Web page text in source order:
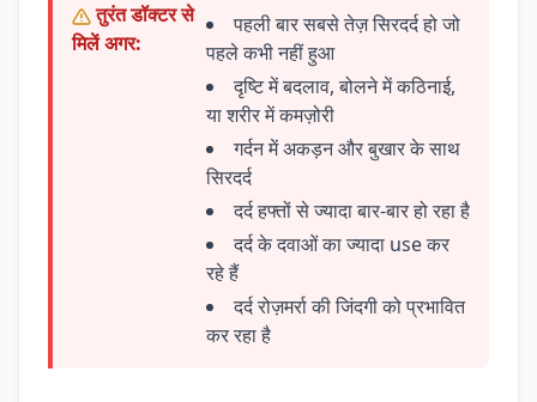
तुरंत डॉक्टर से
मिलें अगर:
पहली बार सबसे तेज़ सिरदर्द हो जो
पहले कभी नहीं हुआ
दृष्टि में बदलाव, बोलने में कठिनाई,
या शरीर में कमज़ोरी
गर्दन में अकड़न और बुखार के साथ
सिरदर्द
दर्द हफ्तों से ज्यादा बार-बार हो रहा है
दर्द के दवाओं का ज्यादा use कर
रहे हैं
दर्द रोज़मर्रा की जिंदगी को प्रभावित
कर रहा है